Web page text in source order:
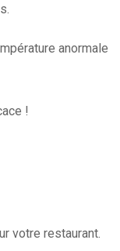
anormale
!
votre restaurant.